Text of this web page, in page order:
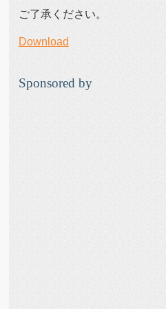
ご了承ください。
Download
Sponsored by